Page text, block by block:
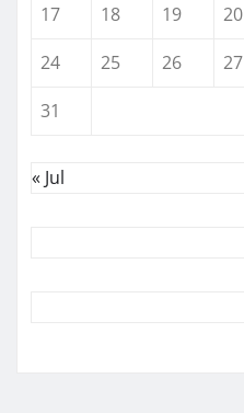
17
18 19 20
24
25 26 27
31
« Jul